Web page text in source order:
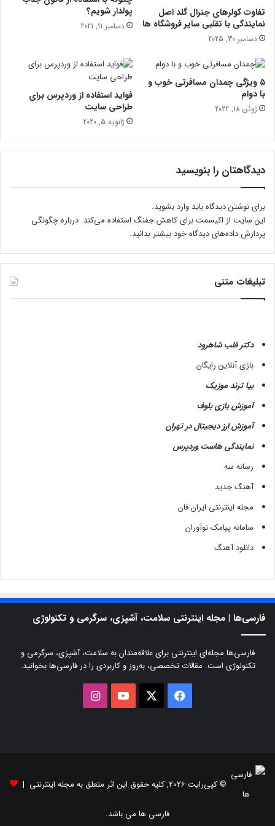
س
ر
تفاوت کولرهای جنرال گلد اصل
نمایندگی با تقلبی سایر فروشگاه‌ ها
دسامبر 30, 2025
پولدار شویم؟
دسامبر 11, 2021
۵ ویژگی چمدان مسافرتی خوب و
با دوام
ژوئن 18, 2022
فواید استفاده از وردپرس برای
طراحی سایت
ژانویه 5, 2020
دیدگاهتان را بنویسید
برای نوشتن دیدگاه باید وارد بشوید.
این سایت از اکیسمت برای کاهش جفنگ استفاده می‌کند. درباره چگونگی
پردازش داده‌های دیدگاه خود بیشتر بدانید.
تبلیغات متنی
دکتر قلب شاهرود
بازی آنلاین رایگان
بیا ترند موزیک
آموزش بازی بلوف
آموزش ارز دیجیتال در تهران
نمایندگی هاست وردپرس
رسانه سه
آهنگ جدید
مجله اینترنتی ایران فان
سامانه پیامک نوآوران
دانلود آهنگ
فارسی‌ها | مجله اینترنتی سلامت، آشپزی، سرگرمی و تکنولوژی
فارسی‌ها مجله‌ای اینترنتی برای علاقه‌مندان به سلامت، آشپزی، سرگرمی و
تکنولوژی است. مقالات تخصصی، به‌روز و کاربردی را در فارسی‌ها بخوانید.
فیسبوک یوتیوب
© کپی‌رایت 2026, کلیه حقوق این اثر متعلق به مجله اینترنتی |
فارسی ها می باشد.